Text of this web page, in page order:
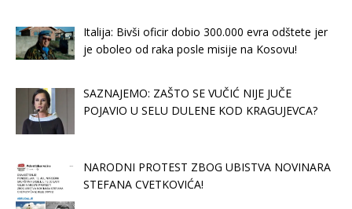
Italija: Bivši oficir dobio 300.000 evra odštete jer
je oboleo od raka posle misije na Kosovu!
SAZNAJEMO: ZAŠTO SE VUČIĆ NIJE JUČE
POJAVIO U SELU DULENE KOD KRAGUJEVCA?
NARODNI PROTEST ZBOG UBISTVA NOVINARA
STEFANA CVETKOVIĆA!